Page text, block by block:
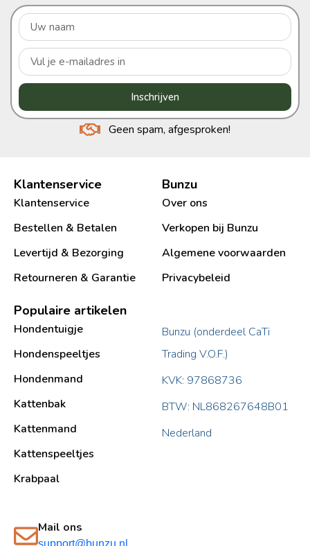
Inschrijven
Geen spam, afgesproken!
Klantenservice
Klantenservice
Bestellen & Betalen
Levertijd & Bezorging
Retourneren & Garantie
Bunzu
Over ons
Verkopen bij Bunzu
Algemene voorwaarden
Privacybeleid
Populaire artikelen
Hondentuigje
Hondenspeeltjes
Hondenmand
Kattenbak
Kattenmand
Kattenspeeltjes
Krabpaal​
Bunzu (onderdeel CaTi
Trading V.O.F.)
KVK: 97868736
BTW: NL868267648B01
Nederland
Mail ons
support@bunzu.nl